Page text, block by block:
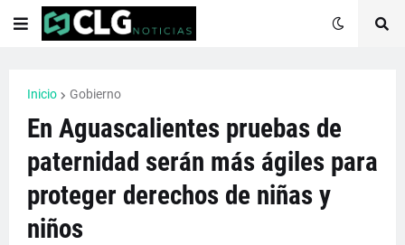
Inicio Gobierno
En Aguascalientes pruebas de
paternidad serán más ágiles para
proteger derechos de niñas y
niños